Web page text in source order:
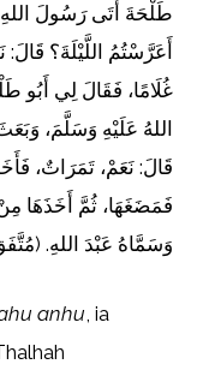
طَلْحَةَ أَتَى رَسُولَ
أَعَرَّسْتُمُ اللَّيْلَةَ؟
غُلَامًا، فَقَالَ لِي أَبُو
اللهُ عَلَيْهِ وَسَلَّمَ،
قَالَ: نَعَمْ، تَمَرَاتٌ،
فَمَضَغَهَا، ثُمَّ أَخَذَهَا
وَسَمَّاهُ عَبْدَ اللهِ.
anhu , ia